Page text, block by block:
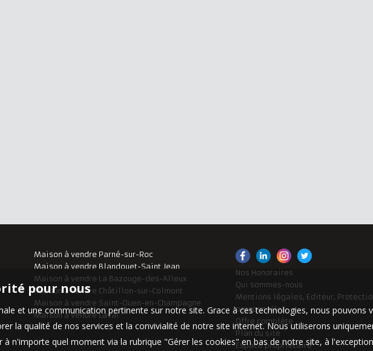
Maison à vendre Parné-sur-Roc
Maison à vendre Blandouet-Saint Jean
Maison à vendre La Bazouge-des-Alleux
Maison à vendre Châtillon-sur-Colmont
Maison à vendre Saint-Ouen-en-Champagne
Maison à vendre Laval
Nos Honoraires
Qui sommes-nous
Mentions légales, Editeur,
personnelles
Offre complète
Plan du site
Espace propriétaire
pour nous
et une communication pertinente sur notre site. Grace à ces technologies, nous pouvons
la qualité de nos services et la convivialité de notre site internet. Nous utiliserons
n'importe quel moment via la rubrique "Gérer les cookies" en bas de notre site, à